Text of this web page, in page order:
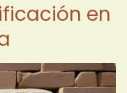
en